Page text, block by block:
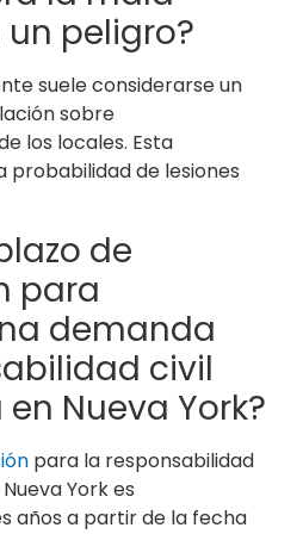
peligro?
suele considerarse un
sobre
los locales. Esta
probabilidad de lesiones
de
para
demanda
civil
Nueva York?
para la responsabilidad
York es
años a partir de la fecha